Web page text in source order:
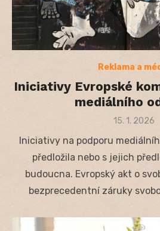
Reklama a
Iniciativy Evropské
mediálního
Posted
15. 1. 2026
Iniciativy na podporu
předložila nebo s jejich
budoucna. Evropský akt o
bezprecedentní záruky